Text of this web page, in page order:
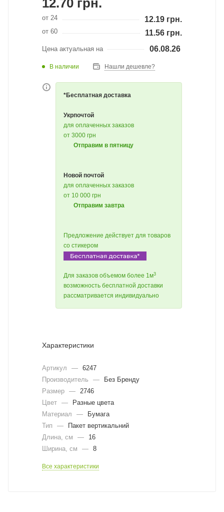
12.70 грн.
от 24 12.19 грн.
от 60 11.56 грн.
Цена актуальная на 06.08.26
В наличии Нашли дешевле?
*Бесплатная доставка
Укрпочтой
для оплаченных заказов
от 3000 грн
Отправим в пятницу
Новой почтой
для оплаченных заказов
от 10 000 грн
Отправим завтра
Предложение действует для товаров
со стикером
Для заказов объемом более 1м3
возможность бесплатной доставки
рассматривается индивидуально
Характеристики
Артикул — 6247
Производитель
—
Без Бренду
Размер —
2746
Цвет —
Разные цвета
Материал
—
Бумага
Тип
—
Пакет вертикальний
Длина, cм
—
16
Ширина, cм
— 8
Все характеристики